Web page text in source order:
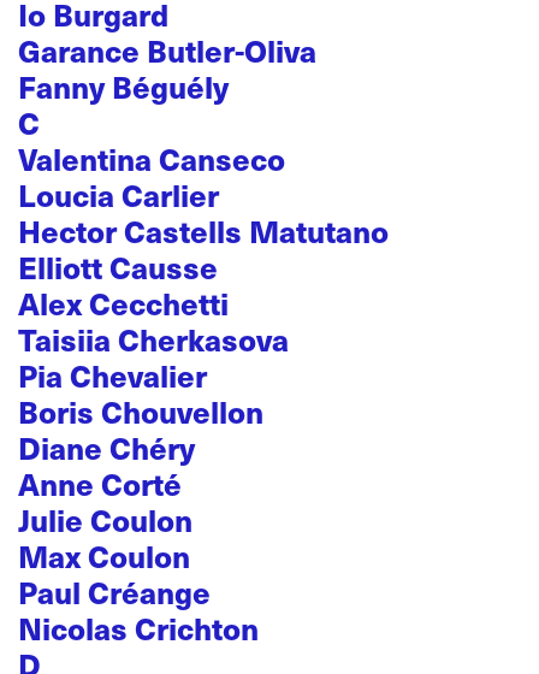
Io Burgard
Garance Butler-Oliva
Fanny Béguély
C
Valentina Canseco
Loucia Carlier
Hector Castells Matutano
Elliott Causse
Alex Cecchetti
Taisiia Cherkasova
Pia Chevalier
Boris Chouvellon
Diane Chéry
Anne Corté
Julie Coulon
Max Coulon
Paul Créange
Nicolas Crichton
D